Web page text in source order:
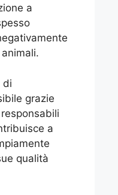
a
di
grazie
a
qualità